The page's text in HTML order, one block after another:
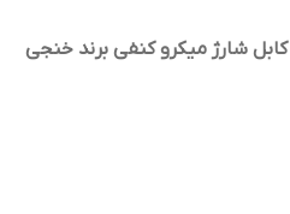
کابل شارژ میکرو کنفی برند خنجی